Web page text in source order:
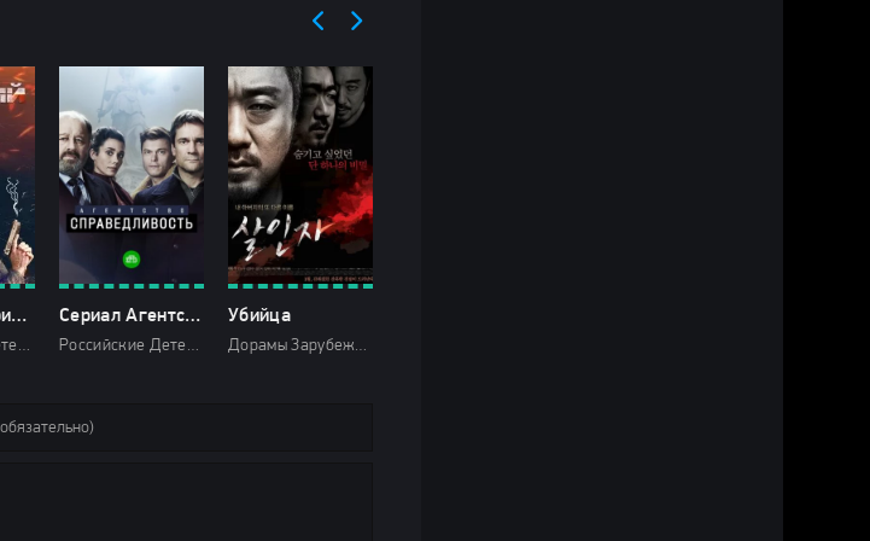
Горячий (сериал 2025)
Российские Детектив Боевики 2025
Сериал Агентство «Справедливость» 2022 2023 Все (1-10 Серии) подряд Россия
Российские Детектив Драмы 2022 2023 НТВ HD
Убийца
Дорамы Зарубежные Драмы Криминал Триллеры HD